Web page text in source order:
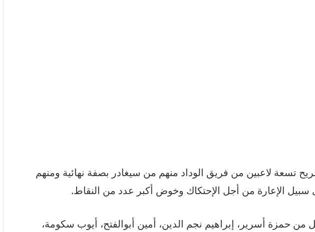
تسعة لاعبين من فريق الوداد منهم من سيغادر بصفة نهائية ومنهم
الإعارة من أجل الإحتكاك وخوض أكبر عدد من النقاط.
من حمزة أسرير، إبراهيم نجم الدين، أمين أبوالفتح، أيوب سكومة،